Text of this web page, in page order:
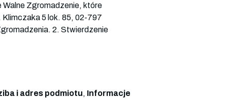
Zgromadzenie, które
Klimczaka 5 lok. 85, 02-797
2. Stwierdzenie
i adres podmiotu, Informacje